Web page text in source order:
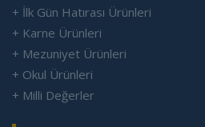
+ İlk Gün Hatırası Ürünleri
+ Karne Ürünleri
+ Mezuniyet Ürünleri
+ Okul Ürünleri
+ Milli Değerler